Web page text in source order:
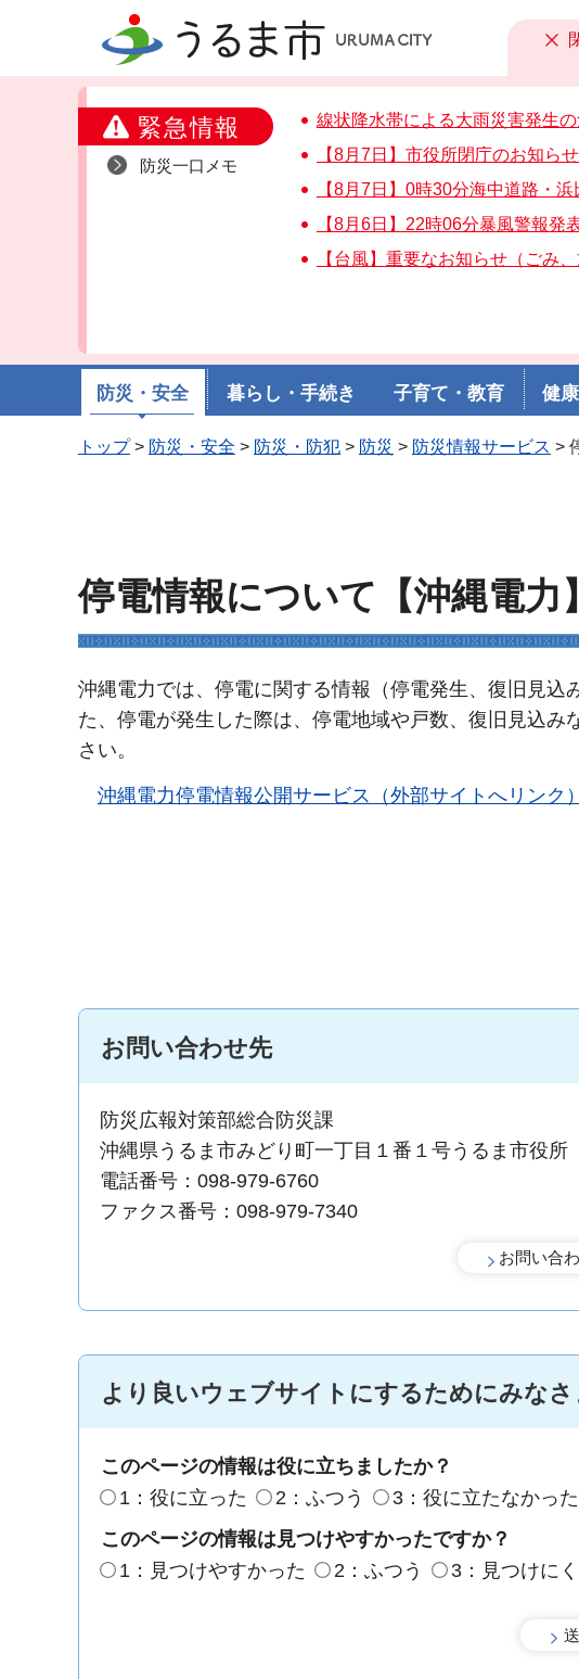
うるま市
緊急情報
防災一口メモ
線状降水帯による大雨災害発生
【8月7日】市役所閉庁のお知らせ
【8月7日】0時30分海中道路・
【8月6日】22時06分暴風警報発
【台風】重要なお知らせ（ごみ
防災・安全 暮らし・手続き 子育て・教育 健
トップ> 防災・安全 > 防災・防犯 > 防災 > 防災情報サービス >
停電情報について【沖縄電力】
沖縄電力では、停電に関する情報（停電発生、復旧見
た、停電が発生した際は、停電地域や戸数、復旧見込
さい。
沖縄電力停電情報公開サービス（外部サイトへリンク）
お問い合わせ先
防災広報対策部総合防災課
沖縄県うるま市みどり町一丁目１番１号うるま市役
電話番号：098-979-6760
ファクス番号：098-979-7340
より良いウェブサイトにするためにみな
このページの情報は役に立ちましたか？
1：役に立った
2：ふつう
3：役に立たなかった
このページの情報は見つけやすかったですか？
1：見つけやすかった
2：ふつう 3：見つけに